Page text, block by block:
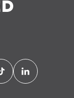
el siguiente
o acceder a
anuncios
crear un
para la
el rendimiento